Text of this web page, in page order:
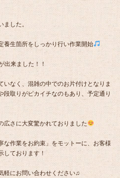
した。
養生箇所をしっかり行い作業開始
出来ました！！
なく、混雑の中でのお片付けとなりま
段取りがピカイチなのもあり、予定通り
広さに大変驚かれておりました
な作業をお約束」をモットーに、お客様
しております！
軽にお問い合わせください♫